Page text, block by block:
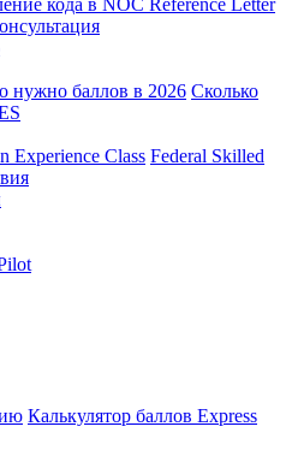
нужно баллов в 2026 Сколько
Experience Class Federal Skilled
Калькулятор баллов Express